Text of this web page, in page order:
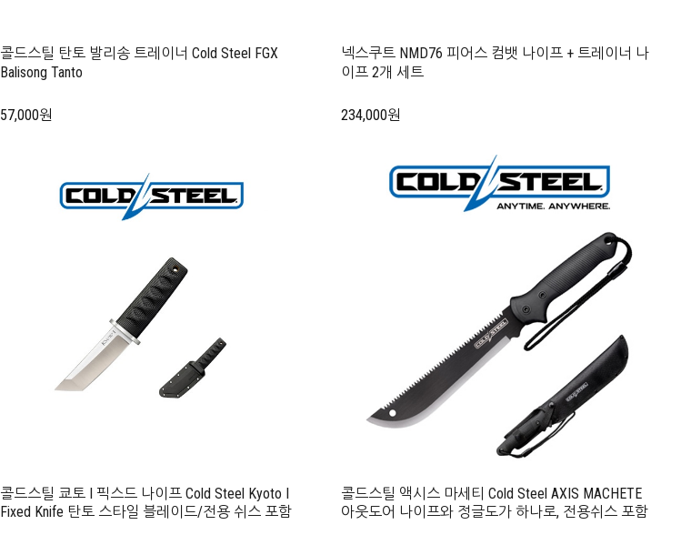
콜드스틸 탄토 발리송 트레이너 Cold Steel FGX
Balisong Tanto
57,000원
넥스쿠트 NMD76 피어스 컴뱃 나이프 + 트레이너 나
이프 2개 세트
234,000원
콜드스틸 쿄토 I 픽스드 나이프 Cold Steel Kyoto I
Fixed Knife 탄토 스타일 블레이드/전용 쉬스 포함
콜드스틸 액시스 마세티 Cold Steel AXIS MACHETE
아웃도어 나이프와 정글도가 하나로, 전용쉬스 포함